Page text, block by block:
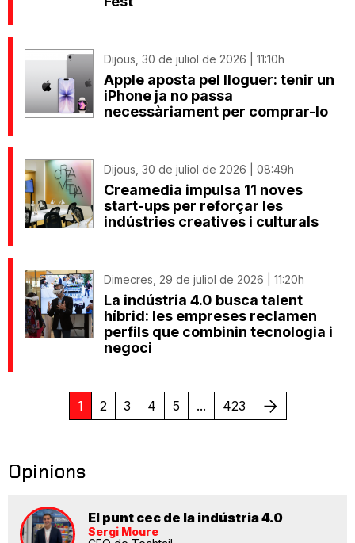
Dijous, 30 de juliol de 2026 | 11:10h
Apple aposta pel lloguer: tenir un
iPhone ja no passa
necessàriament per comprar-lo
Dijous, 30 de juliol de 2026 | 08:49h
Creamedia impulsa 11 noves
start-ups per reforçar les
indústries creatives i culturals
Dimecres, 29 de juliol de 2026 | 11:20h
La indústria 4.0 busca talent
híbrid: les empreses reclamen
perfils que combinin tecnologia i
negoci
1 2 3 4 5 ... 423 Següent
Opinions
El punt cec de la indústria 4.0
Sergi Moure